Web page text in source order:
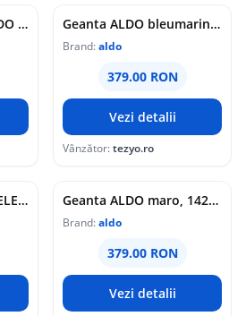
Ochelari de soare ALDO negri, SIMMINS 001, din pvc Geanta ALDO bleumarin, ELELDEN 405, din piele ecologica
Brand:aldo
379.00 RON
Vezi detalii
Vânzător:tezyo.ro
Geanta ALDO verde, ELELDEN 335, din piele ecologica Geanta ALDO maro, 14217396, din piele ecologica
Brand:aldo
379.00 RON
Vezi detalii